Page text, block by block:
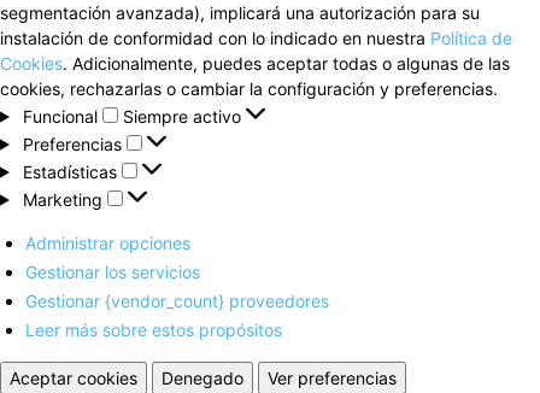
segmentación avanzada), implicará una autorización para su
instalación de conformidad con lo indicado en nuestra Política de
Cookies. Adicionalmente, puedes aceptar todas o algunas de las
cookies, rechazarlas o cambiar la configuración y preferencias.
Funcional
Funcional
Siempre activo
Preferencias
Preferencias
Estadísticas
Estadísticas
Marketing
Marketing
Administrar opciones
Gestionar los servicios
Gestionar {vendor_count} proveedores
Leer más sobre estos propósitos
Aceptar cookies Denegado Ver preferencias